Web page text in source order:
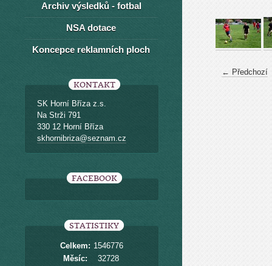
← Předchozí
Archiv výsledků - fotbal
NSA dotace
Koncepce reklamních ploch
KONTAKT
SK Horní Bříza z.s.
Na Strži 791
330 12 Horní Bříza
skhornibriza@seznam.cz
FACEBOOK
STATISTIKY
Celkem: 1546776
Měsíc:
32728